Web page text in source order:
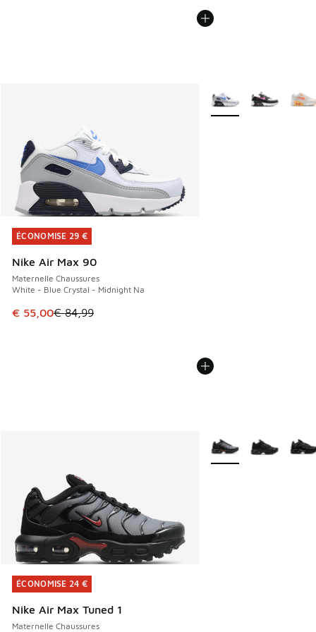
ÉCONOMISE 29 €
Nike Air Max 90
Maternelle Chaussures
White - Blue Crystal - Midnight Na
Cet article est en promotion. Prix en baisse de € 84,99 à
€ 55,00€ 84,99
ÉCONOMISE 29 €
Plus de couleurs
ÉCONOMISE 24 €
Nike Air Max Tuned 1
Maternelle Chaussures
ÉCONOMISE 24 €
Plus de couleurs